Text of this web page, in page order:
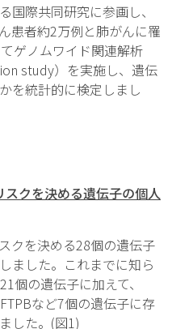
際共同研究に参画し、
患者約2万例と肺がんに罹
ゲノムワイド関連解析
study）を実施し、遺伝
を統計的に検定しまし
スクを決める遺伝子の個人
クを決める28個の遺伝子
ました。これまでに知ら
個の遺伝子に加えて、
など7個の遺伝子に存
した。(図1)